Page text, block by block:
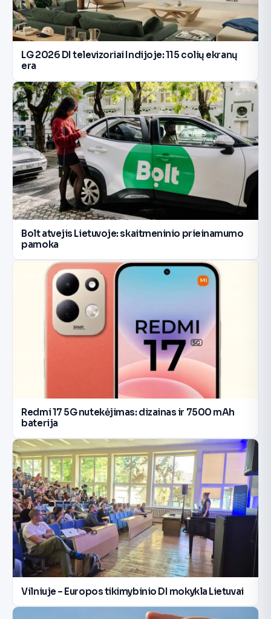
LG 2026 DI televizoriai Indijoje: 115 colių ekranų
era
Bolt atvejis Lietuvoje: skaitmeninio prieinamumo
pamoka
Redmi 17 5G nutekėjimas: dizainas ir 7500 mAh
baterija
Vilniuje – Europos tikimybinio DI mokykla Lietuvai